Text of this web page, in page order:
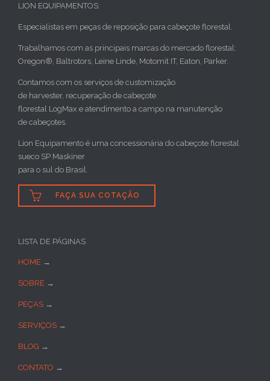
LION EQUIPAMENTOS:
Especialistas em peças de reposição para cabeçote florestal.
Trabalhamos com as principais marcas do mercado florestal:
Oregon®, Baltrotors, Leine Linde, Motomit IT, Eaton, Parker.
Contamos com os serviços de customização
de harvester, recuperação de cabeçote
florestal LogMax e atendimento a campo na manutenção
de cabeçotes.
Lion Equipamento é uma concessionária do cabeçote florestal
sueco SP Maskiner
para o sul do Brasil.
 FAÇA SUA COTAÇÃO
LISTA DE PÁGINAS
HOME →
SOBRE →
PEÇAS →
SERVIÇOS →
BLOG →
CONTATO →